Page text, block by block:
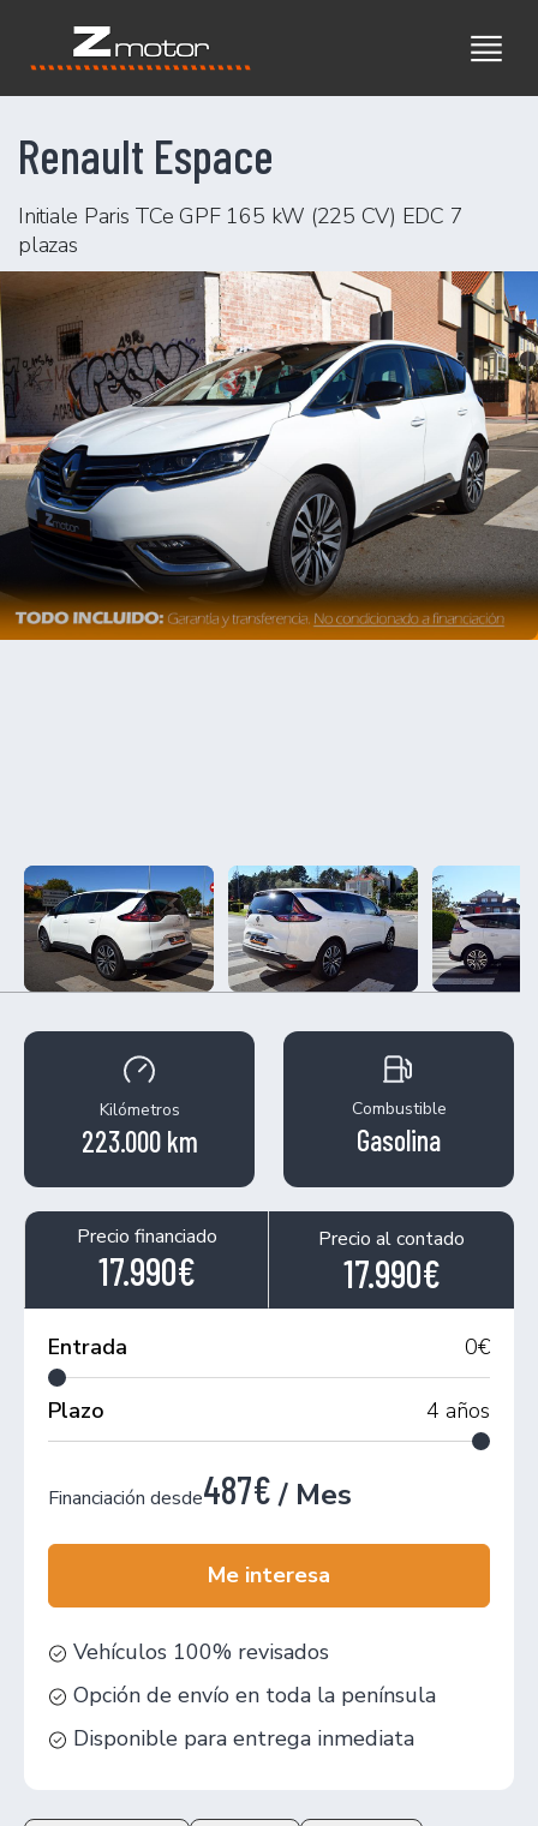
Renault Espace
Initiale Paris TCe GPF 165 kW (225 CV) EDC 7
plazas
Kilómetros
223.000 km
Combustible
Gasolina
Precio financiado
17.990€
Precio al contado
17.990€
Entrada 0€
Plazo 4 años
Financiación desde487€ / Mes
Me interesa
Vehículos 100% revisados
Opción de envío en toda la península
Disponible para entrega inmediata